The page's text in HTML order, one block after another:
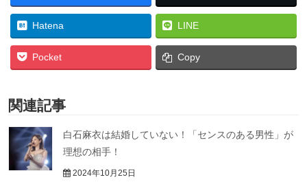
Hatena LINE
Pocket Copy
関連記事
白石麻衣は結婚していない！「センスのある男性」が
理想の相手！
2024年10月25日